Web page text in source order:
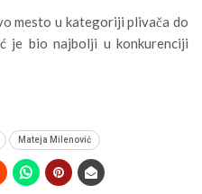
mesto u kategoriji plivača do
je bio najbolji u konkurenciji
Mateja Milenović